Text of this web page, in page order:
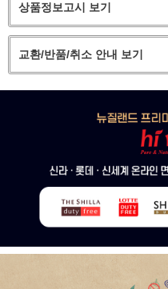
상품정보고시 보기
교환/반품/취소 안내 보기